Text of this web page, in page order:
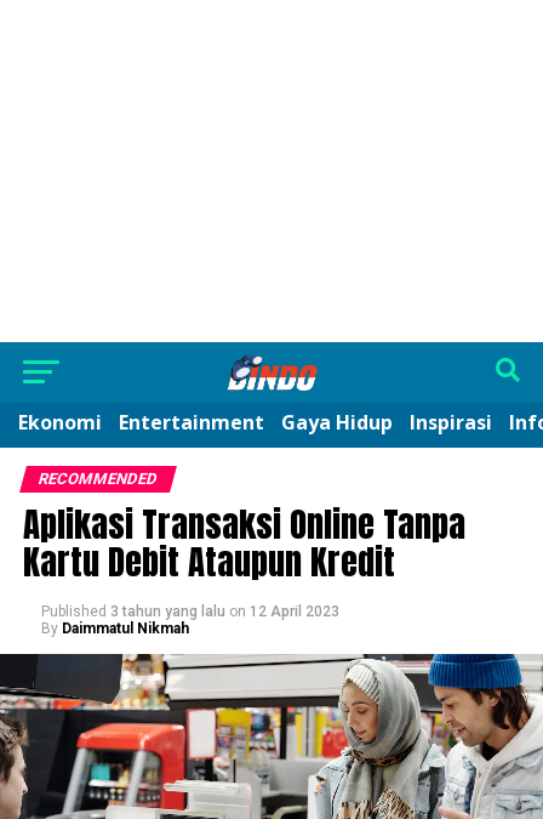
Ekonomi Entertainment Gaya Hidup Inspirasi
RECOMMENDED
Aplikasi Transaksi Online Tanpa
Kartu Debit Ataupun Kredit
Published 3 tahun yang lalu on 12 April 2023
By Daimmatul Nikmah